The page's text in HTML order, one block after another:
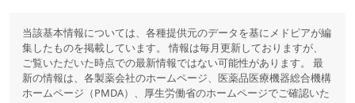
当該基本情報については、各種提供元のデータを基にメドピアが編
集したものを掲載しています。 情報は毎月更新しておりますが、
ご覧いただいた時点での最新情報ではない可能性があります。 最
新の情報は、各製薬会社のホームページ、医薬品医療機器総合機構
ホームページ（PMDA）、厚生労働省のホームページでご確認いた